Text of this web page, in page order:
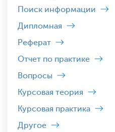
Поиск информации
Дипломная
Реферат
Отчет по практике
Вопросы
Курсовая теория
Курсовая практика
Другое